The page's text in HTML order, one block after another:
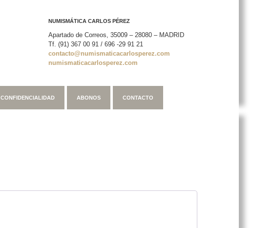
NUMISMÁTICA CARLOS PÉREZ
Apartado de Correos, 35009 – 28080 – MADRID
Tf. (91) 367 00 91 / 696 -29 91 21
contacto@numismaticacarlosperez.com
numismaticacarlosperez.com
CONFIDENCIALIDAD ABONOS CONTACTO